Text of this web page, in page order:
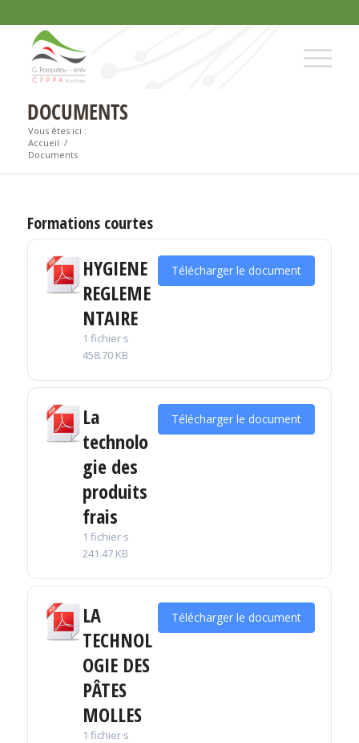
DOCUMENTS
Vous êtes ici :
Accueil /
Documents
Formations courtes
HYGIENE
REGLEME
NTAIRE
1 fichier·s
458.70 KB
Télécharger le document
La
technolo
gie des
produits
frais
1 fichier·s
241.47 KB
Télécharger le document
LA
TECHNOL
OGIE DES
PÂTES
MOLLES
1 fichier·s
Télécharger le document